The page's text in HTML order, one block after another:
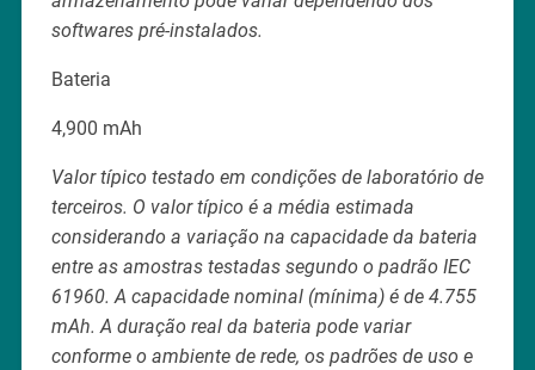
softwares pré-instalados.
Bateria
4,900 mAh
Valor típico testado em condições de laboratório de
terceiros. O valor típico é a média estimada
considerando a variação na capacidade da bateria
entre as amostras testadas segundo o padrão IEC
61960. A capacidade nominal (mínima) é de 4.755
mAh. A duração real da bateria pode variar
conforme o ambiente de rede, os padrões de uso e